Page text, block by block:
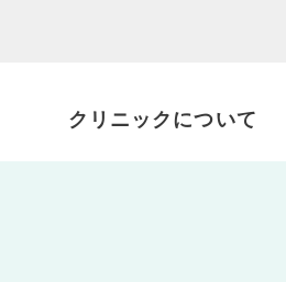
クリニックについて